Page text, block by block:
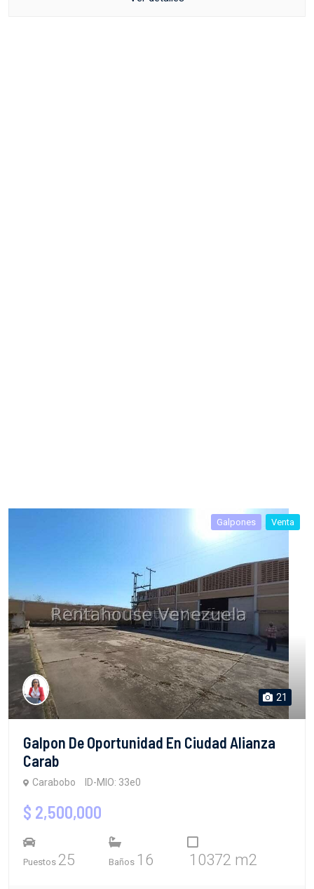
Galpones Venta
21
Galpon De Oportunidad En Ciudad Alianza
Carab
Carabobo ID-MIO: 33e0
$ 2,500,000
Puestos 25 Baños 16 10372 m2